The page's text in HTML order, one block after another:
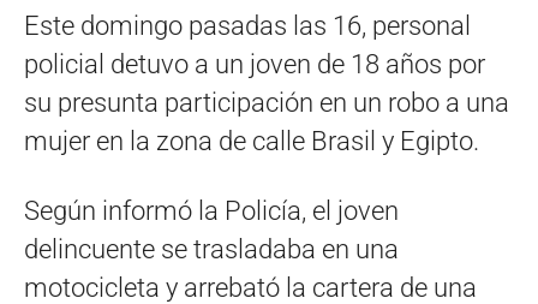
Este domingo pasadas las 16, personal
policial detuvo a un joven de 18 años por
su presunta participación en un robo a una
mujer en la zona de calle Brasil y Egipto.
Según informó la Policía, el joven
delincuente se trasladaba en una
motocicleta y arrebató la cartera de una